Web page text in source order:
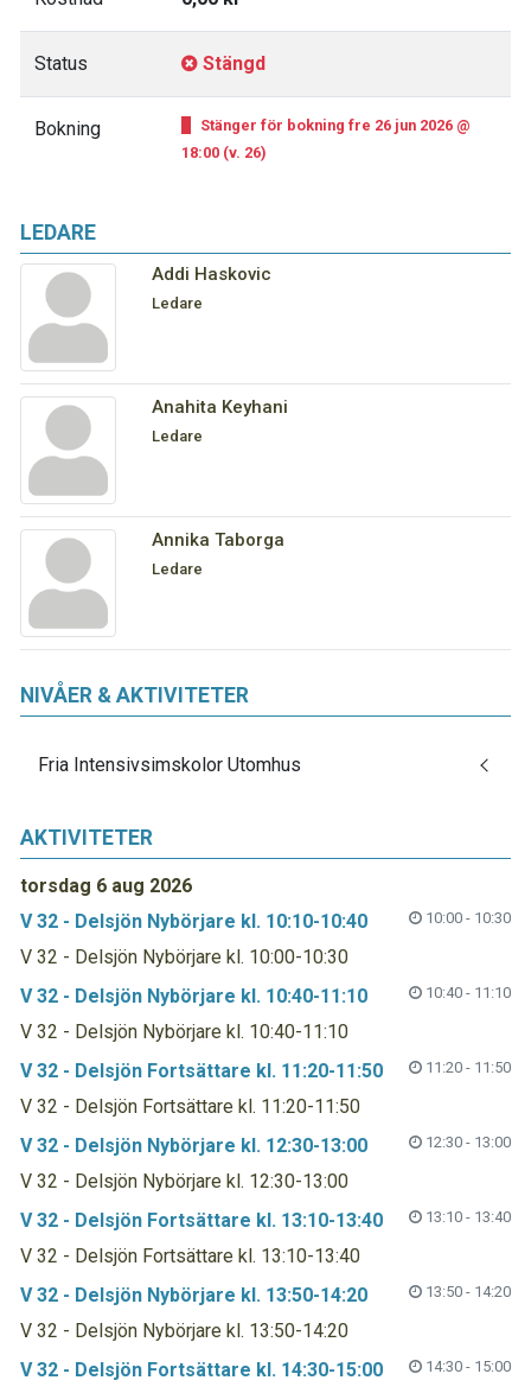
LEDARE
Addi Haskovic
Ledare
Anahita Keyhani
Ledare
Annika Taborga
Ledare
Status Stängd
Bokning
Stänger för bokning fre 26 jun 2026 @
18:00 (v. 26)
NIVÅER & AKTIVITETER
Fria Intensivsimskolor Utomhus
AKTIVITETER
torsdag 6 aug 2026
V 32 - Delsjön Nybörjare kl. 10:10-10:40
10:00 - 10:30
V 32 - Delsjön Nybörjare kl. 10:00-10:30
V 32 - Delsjön Nybörjare kl. 10:40-11:10
10:40 - 11:10
V 32 - Delsjön Nybörjare kl. 10:40-11:10
V 32 - Delsjön Fortsättare kl. 11:20-11:50
11:20 - 11:50
V 32 - Delsjön Fortsättare kl. 11:20-11:50
V 32 - Delsjön Nybörjare kl. 12:30-13:00
12:30 - 13:00
V 32 - Delsjön Nybörjare kl. 12:30-13:00
V 32 - Delsjön Fortsättare kl. 13:10-13:40
13:10 - 13:40
V 32 - Delsjön Fortsättare kl. 13:10-13:40
V 32 - Delsjön Nybörjare kl. 13:50-14:20
13:50 - 14:20
V 32 - Delsjön Nybörjare kl. 13:50-14:20
V 32 - Delsjön Fortsättare kl. 14:30-15:00
14:30 - 15:00